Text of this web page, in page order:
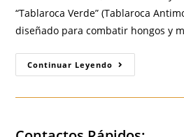
“Tablaroca Verde” (Tablaroca
diseñado para combatir hongos y
Continuar Leyendo “Tablaroca
Verde”:
Solución
Interiores